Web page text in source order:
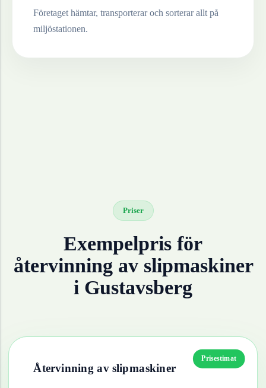
Företaget hämtar, transporterar och sorterar allt på
miljöstationen.
Priser
Exempelpris för
återvinning av slipmaskiner
i Gustavsberg
Prisestimat
Återvinning av slipmaskiner